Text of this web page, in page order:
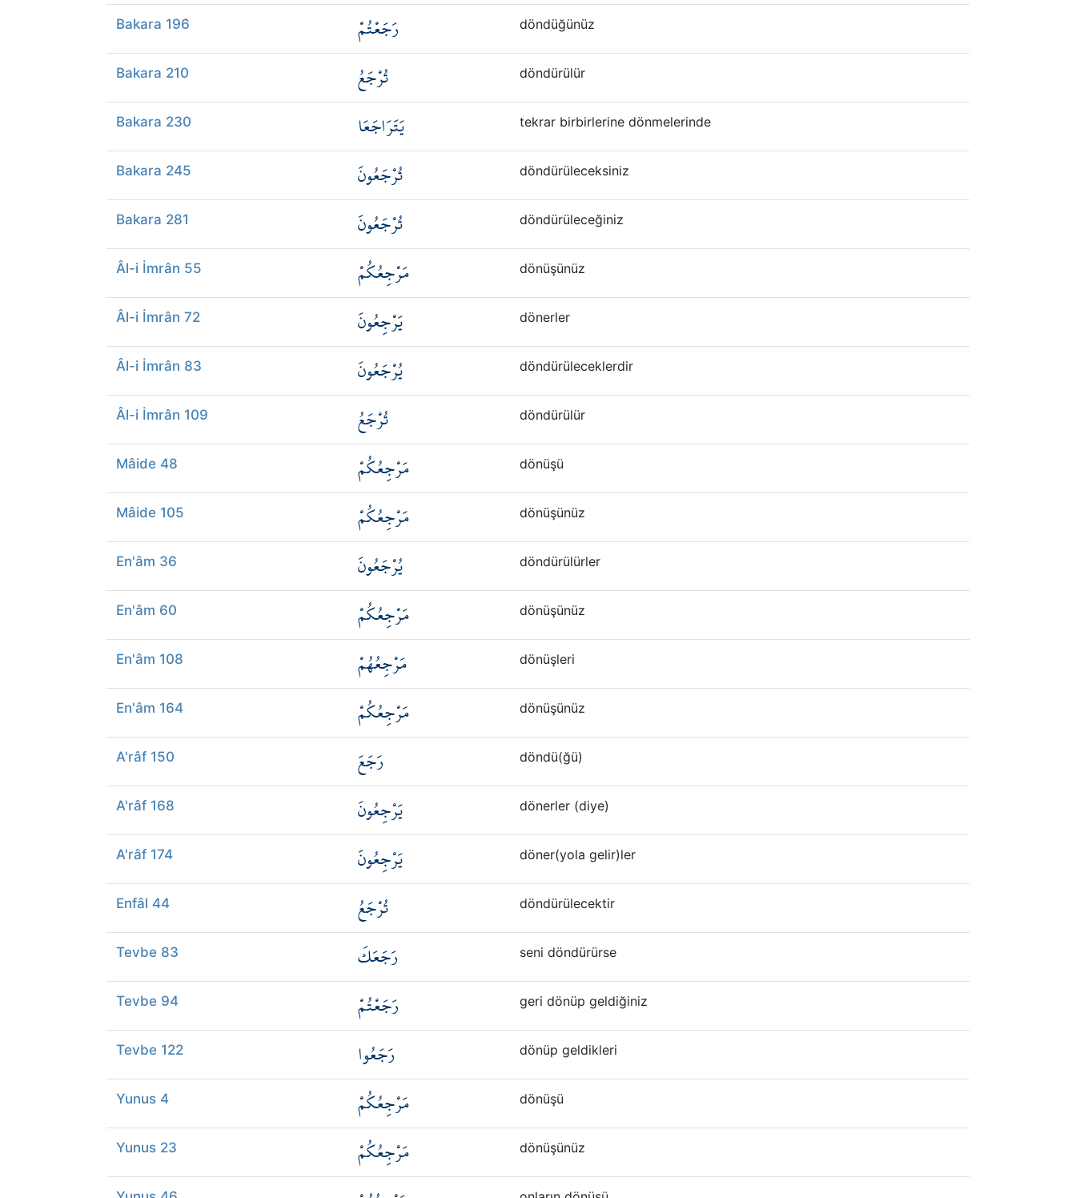
Bakara 196 رَجَعْتُمْ döndüğünüz
Bakara 210 تُرْجَعُ döndürülür
Bakara 230 يَتَرَاجَعَا tekrar birbirlerine dönmelerinde
Bakara 245 تُرْجَعُونَ döndürüleceksiniz
Bakara 281 تُرْجَعُونَ döndürüleceğiniz
Âl-i İmrân 55 مَرْجِعُكُمْ dönüşünüz
Âl-i İmrân 72 يَرْجِعُونَ dönerler
Âl-i İmrân 83 يُرْجَعُونَ döndürüleceklerdir
Âl-i İmrân 109 تُرْجَعُ döndürülür
Mâide 48 مَرْجِعُكُمْ dönüşü
Mâide 105 مَرْجِعُكُمْ dönüşünüz
En'âm 36 يُرْجَعُونَ döndürülürler
En'âm 60 مَرْجِعُكُمْ dönüşünüz
En'âm 108 مَرْجِعُهُمْ dönüşleri
En'âm 164 مَرْجِعُكُمْ dönüşünüz
A'râf 150 رَجَعَ döndü(ğü)
A'râf 168 يَرْجِعُونَ dönerler (diye)
A'râf 174 يَرْجِعُونَ döner(yola gelir)ler
Enfâl 44 تُرْجَعُ döndürülecektir
Tevbe 83 رَجَعَكَ seni döndürürse
Tevbe 94 رَجَعْتُمْ geri dönüp geldiğiniz
Tevbe 122 رَجَعُوا dönüp geldikleri
Yunus 4 مَرْجِعُكُمْ dönüşü
Yunus 23 مَرْجِعُكُمْ dönüşünüz